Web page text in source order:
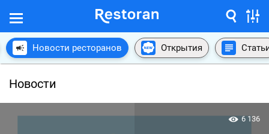
Новости ресторанов Открытия
Новости
6 136